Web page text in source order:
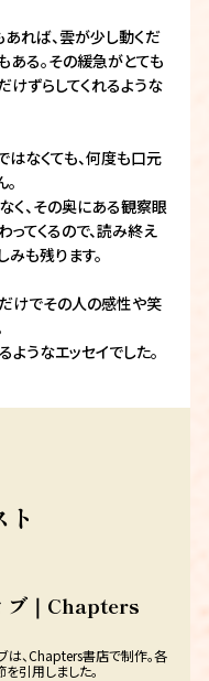
れば、雲が少し動くだ
ある。その緩急がとても
けずらしてくれるような
はなくても、何度も口元
、その奥にある観察眼
てくるので、読み終え
も残ります。
けでその人の感性や笑
うなエッセイでした。
ブ｜Chapters
は、Chapters書店で制作。各
引用しました。